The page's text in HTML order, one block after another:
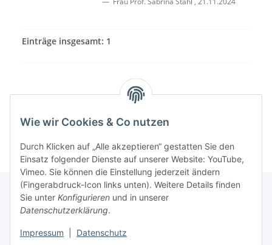
Einträge insgesamt: 1
Informationen
Wie wir Cookies & Co nutzen
Durch Klicken auf „Alle akzeptieren“ gestatten Sie den
Einsatz folgender Dienste auf unserer Website: YouTube,
Vimeo. Sie können die Einstellung jederzeit ändern
(Fingerabdruck-Icon links unten). Weitere Details finden
Sie unter Konfigurieren und in unserer
Datenschutzerklärung.
Impressum Datenschutz